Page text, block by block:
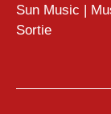
Sun Music |
Sortie